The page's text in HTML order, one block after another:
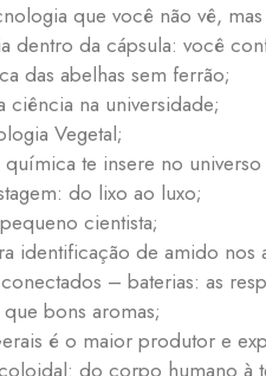
que você não vê,
dentro da cápsula: você
das abelhas sem ferrão;
ciência na universidade;
Vegetal;
te insere no
do lixo ao luxo;
cientista;
identificação de amido nos
– baterias: as
bons aromas;
é o maior produtor e